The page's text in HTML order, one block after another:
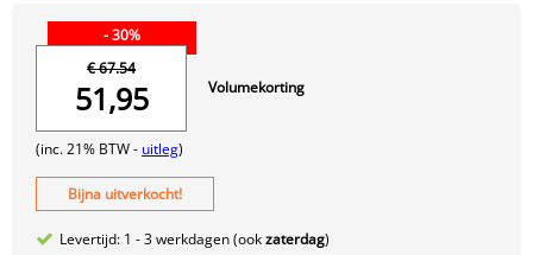
- 30%
€ 67.54
51,95
(inc. 21% BTW - uitleg)
Volumekorting
Bijna uitverkocht!
Levertijd: 1 - 3 werkdagen (ookzaterdag)